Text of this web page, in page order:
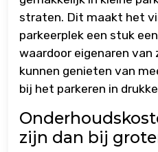
straten. Dit maakt het
parkeerplek een stuk
waardoor eigenaren van
kunnen genieten van
bij het parkeren in
zijn dan bij